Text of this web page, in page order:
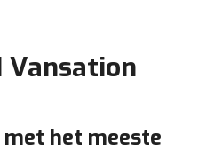
Vansation
het meeste